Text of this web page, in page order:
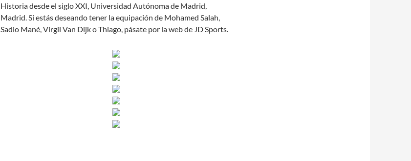
Historia desde el siglo XXI, Universidad Autónoma de Madrid,
Madrid. Si estás deseando tener la equipación de Mohamed Salah,
Sadio Mané, Virgil Van Dijk o Thiago, pásate por la web de JD Sports.